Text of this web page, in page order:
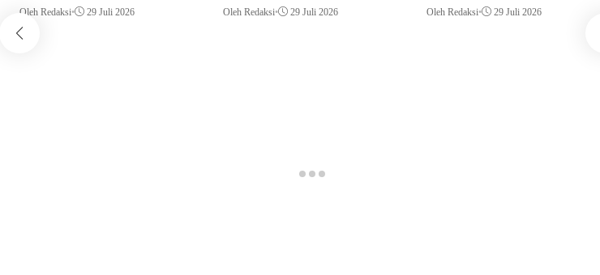
Oleh Redaksi• 29 Juli 2026 Oleh Redaksi• 29 Juli 2026 Oleh Redaksi• 29 Juli 2026